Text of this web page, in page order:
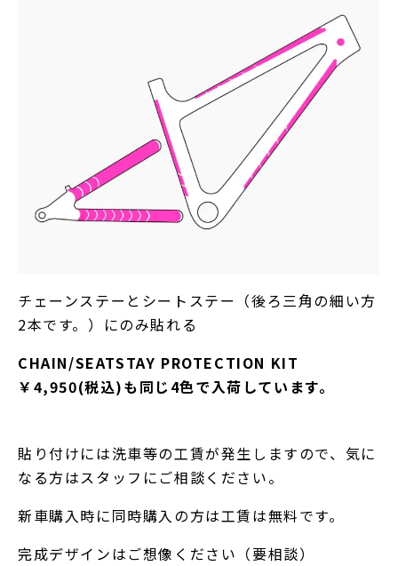
チェーンステーとシートステー（後ろ三角の細い方
2本です。）にのみ貼れる
CHAIN/SEATSTAY PROTECTION KIT
￥4,950(税込)も同じ4色で入荷しています。
貼り付けには洗車等の工賃が発生しますので、気に
なる方はスタッフにご相談ください。
新車購入時に同時購入の方は工賃は無料です。
完成デザインはご想像ください（要相談）